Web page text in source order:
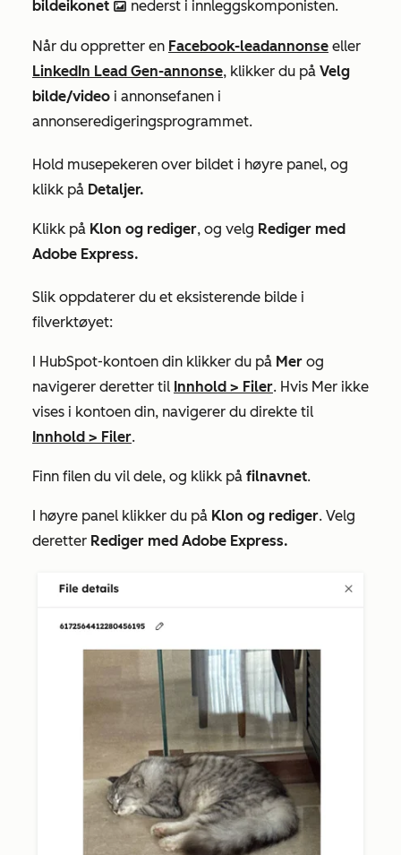
bildeikonet insertImage nederst i innleggskomponisten.
Når du oppretter en Facebook-leadannonse eller
LinkedIn Lead Gen-annonse, klikker du på Velg
bilde/video i annonsefanen i
annonseredigeringsprogrammet.
Hold musepekeren over bildet i høyre panel, og
klikk på Detaljer.
Klikk på Klon og rediger, og velg Rediger med
Adobe Express.
Slik oppdaterer du et eksisterende bilde i
filverktøyet:
I HubSpot-kontoen din klikker du på Mer og
navigerer deretter til Innhold > Filer. Hvis Mer ikke
vises i kontoen din, navigerer du direkte til
Innhold > Filer.
Finn filen du vil dele, og klikk på filnavnet.
I høyre panel klikker du på Klon og rediger. Velg
deretter Rediger med Adobe Express.